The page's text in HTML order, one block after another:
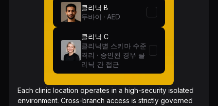
클리닉 B
두바이 · AED
클리닉 C
클리닉별 스키마 수준
격리 · 승인된 경우 클
리닉 간 접근
Each clinic location operates in a high-security isolated
environment. Cross-branch access is strictly governed